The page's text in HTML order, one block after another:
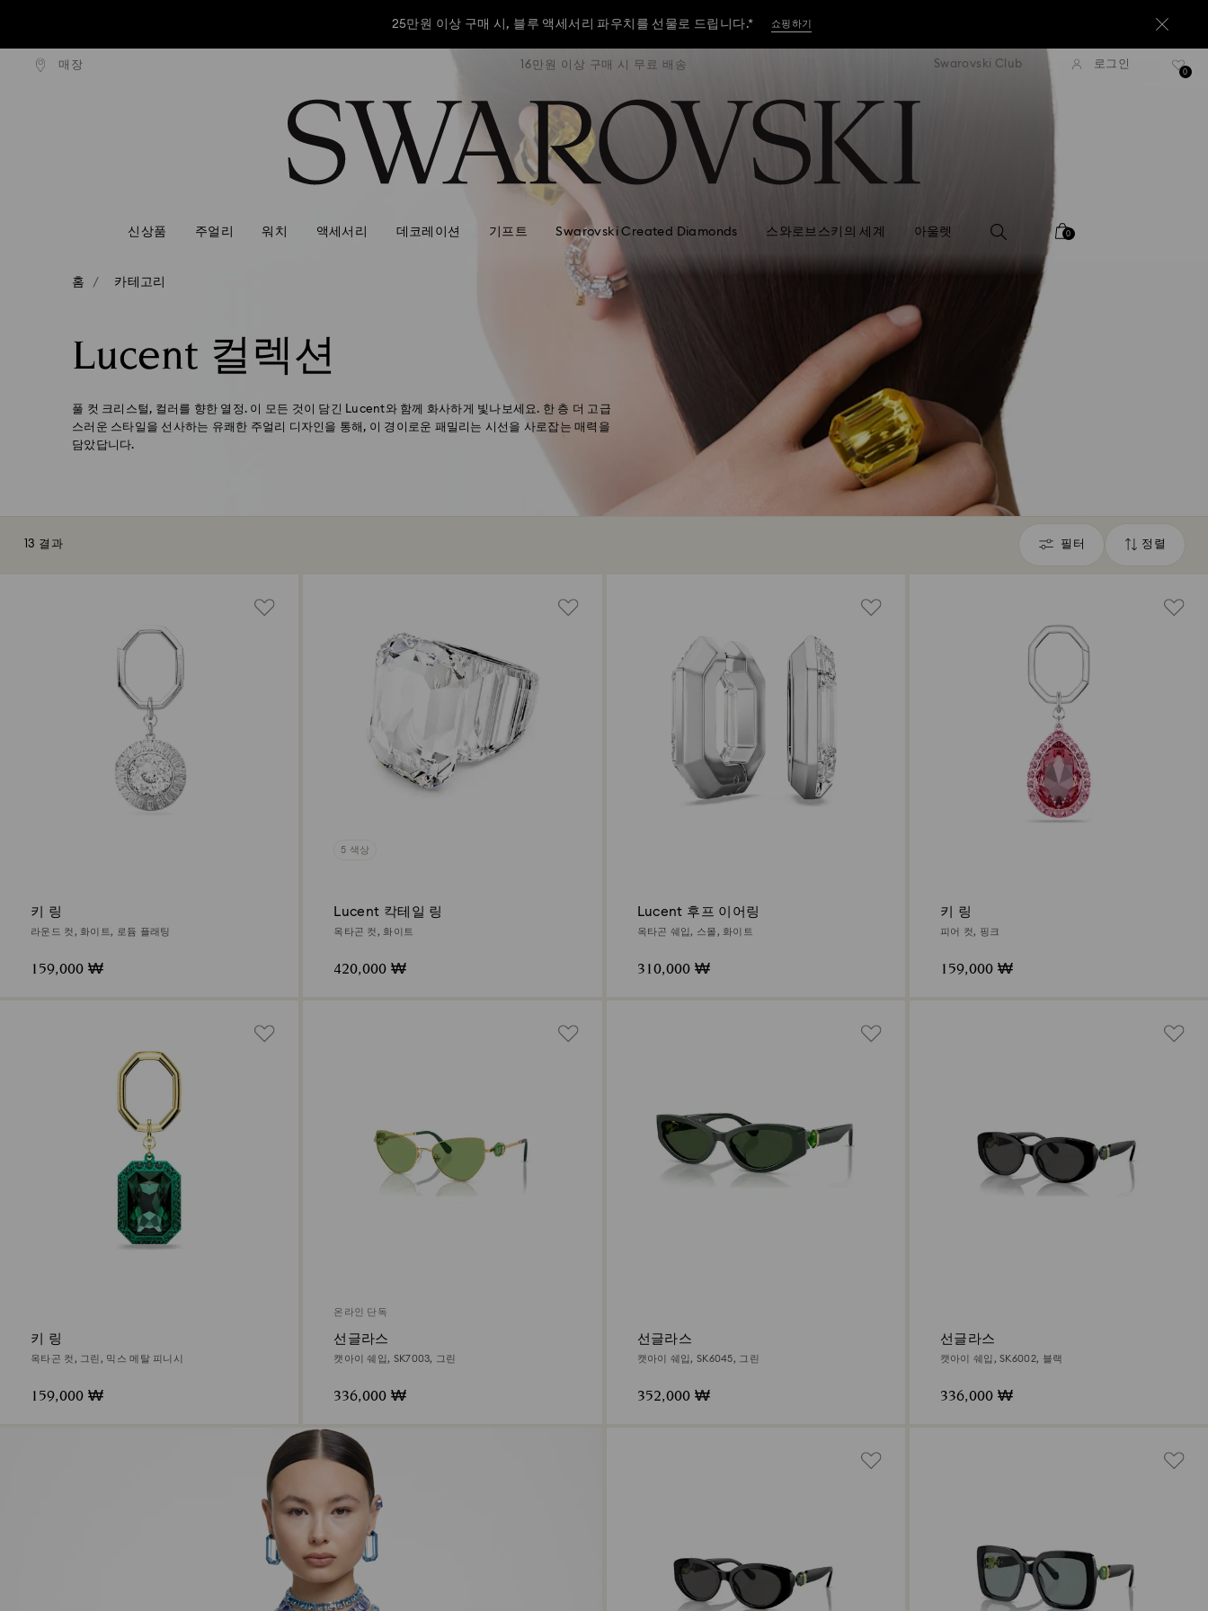
25만원 이상 구매 시, 블루 액세서리 파우치를 선물로 드립니다.* 쇼핑하기
25만원 이상 구매 시, 블루 액세서리 파우치를 선물로 드립니다.*
25만원 이상 구매 시, 블루 액세서리 파우치를 선물로 드립니다.* 쇼핑하기
Accesskeys list
매장
원 이상 구매 시 무료 배송 16만원 이상 구매 시 무료 배송 16만원 이상 구매 시 무료 배송 16만원 이상 구매 시 무료
Swarovski Club 로그인
0
신상품 주얼리 워치 액세서리 데코레이션 기프트 Swarovski Created Diamonds 스와로브스키의 세계 아울렛 0
홈 카테고리
Lucent 컬렉션
풀 컷 크리스털, 컬러를 향한 열정. 이 모든 것이 담긴 Lucent와 함께 화사하게 빛나보세요. 한 층 더 고급
스러운 스타일을 선사하는 유쾌한 주얼리 디자인을 통해, 이 경이로운 패밀리는 시선을 사로잡는 매력을
담았답니다.
13 결과 필터
필
정렬
정
키 링
라운드 컷, 화이트, 로듐 플래팅
159,000 ₩
5 색상
Lucent 칵테일 링
옥타곤 컷, 화이트
420,000 ₩
Lucent 후프 이어링
옥타곤 쉐입, 스몰, 화이트
310,000 ₩
키 링
피어 컷, 핑크
159,000 ₩
키 링
옥타곤 컷, 그린, 믹스 메탈 피니시
159,000 ₩
온라인 단독
선글라스
캣아이 쉐입, SK7003, 그린
336,000 ₩
선글라스
캣아이 쉐입, SK6045, 그린
352,000 ₩
선글라스
캣아이 쉐입, SK6002, 블랙
336,000 ₩